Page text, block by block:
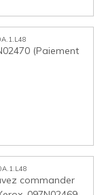
(Paiement
097N02469
$)